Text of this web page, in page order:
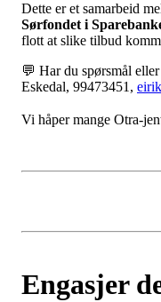
Dette er et samarbeid
Sørfondet i
flott at slike tilbud
💬 Har du spørsmål
Eskedal, 99473451,
Vi håper mange Otra-
Engasjer